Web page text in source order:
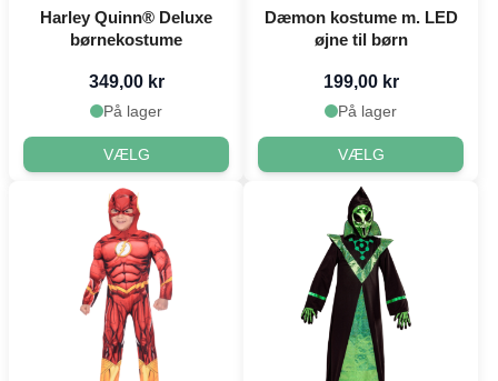
Harley Quinn® Deluxe
børnekostume
349,00 kr
På lager
VÆLG
Dæmon kostume m. LED
øjne til børn
199,00 kr
På lager
VÆLG